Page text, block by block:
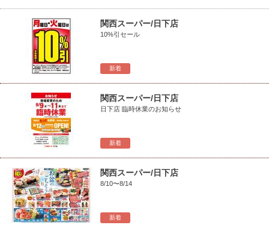
新着
関西スーパー/日下店
10%引セール
新着
関西スーパー/日下店
日下店 臨時休業のお知らせ
新着
関西スーパー/日下店
8/10〜8/14